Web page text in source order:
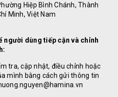
Hiệp Bình Chánh, Thành
Minh, Việt Nam
người dùng tiếp cận và chỉnh
tra, cập nhật, điều chỉnh hoặc
mình bằng cách gửi thông tin